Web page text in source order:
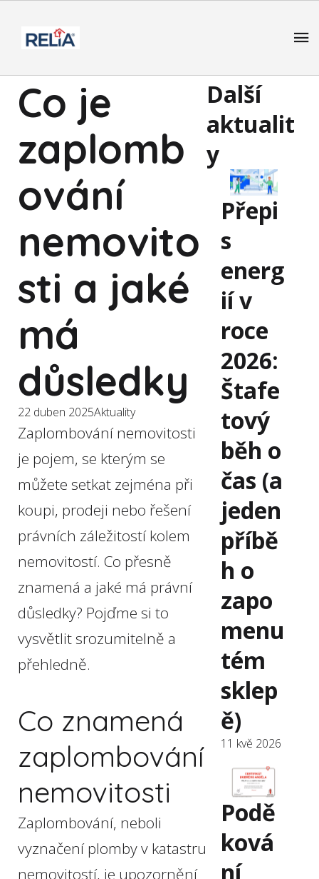
Co je
zaplomb
ování
nemovito
sti a jaké
má
důsledky
22 duben 2025Aktuality
Zaplombování nemovitosti
je pojem, se kterým se
můžete setkat zejména při
koupi, prodeji nebo řešení
právních záležitostí kolem
nemovitostí. Co přesně
znamená a jaké má právní
důsledky? Pojďme si to
vysvětlit srozumitelně a
přehledně.
Co znamená
zaplombování
nemovitosti
Zaplombování, neboli
vyznačení plomby v katastru
nemovitostí, je upozornění
Další
aktualit
y
Přepi
s
energ
ií v
roce
2026:
Štafe
tový
běh o
čas (a
jeden
příbě
h o
zapo
menu
tém
sklep
ě)
11 kvě 2026
Podě
ková
ní